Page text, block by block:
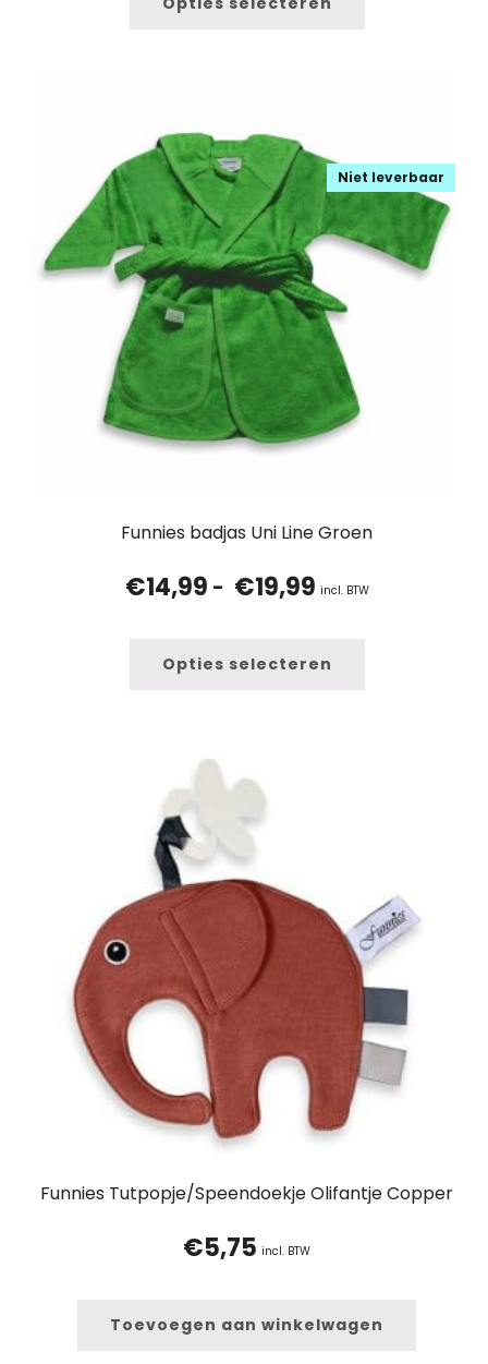
Funnies badjas Uni Line Groen
Niet leverbaar
€14,99 - €19,99Prijsklasse:
€14,99
incl. BTW
Opties selecteren
Funnies Tutpopje/Speendoekje Olifantje Copper
€5,75 incl. BTW
Toevoegen aan winkelwagen